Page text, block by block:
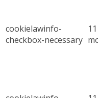
cookielawinfo-
checkbox-necessary
11